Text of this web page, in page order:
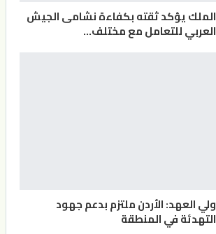
الملك يؤكد ثقته بكفاءة نشامى الجيش
العربي للتعامل مع مختلف…
ولي العهد: الأردن ملتزم بدعم جهود
التهدئة في المنطقة